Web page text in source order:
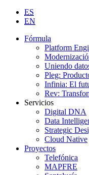
ES
EN
Fórmula
Platform
Uniendo
Pleg:
Infinia: El
Rev:
Servicios
Digital DNA
Data
Strategic
Cloud Native
Proyectos
Telefónica
MAPFRE